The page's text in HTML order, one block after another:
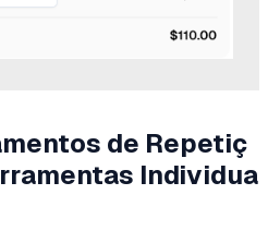
de Repetiç
Individua